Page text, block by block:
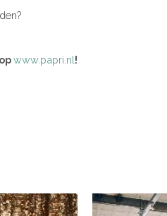
www.papri.nl!